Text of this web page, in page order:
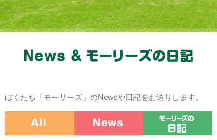
ぼくたち「モーリーズ」のNewsや日記をお送りします。